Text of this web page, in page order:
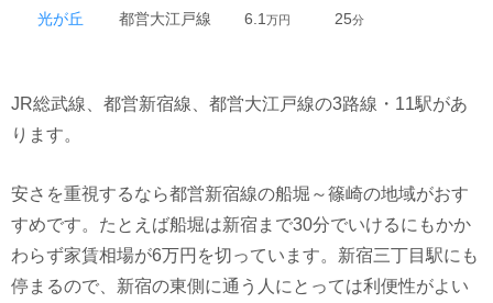
光が丘 都営大江戸線 6.1万円 25分
JR総武線、都営新宿線、都営大江戸線の3路線・11駅があ
ります。
安さを重視するなら都営新宿線の船堀～篠崎の地域がおす
すめです。たとえば船堀は新宿まで30分でいけるにもかか
わらず家賃相場が6万円を切っています。新宿三丁目駅にも
停まるので、新宿の東側に通う人にとっては利便性がよい